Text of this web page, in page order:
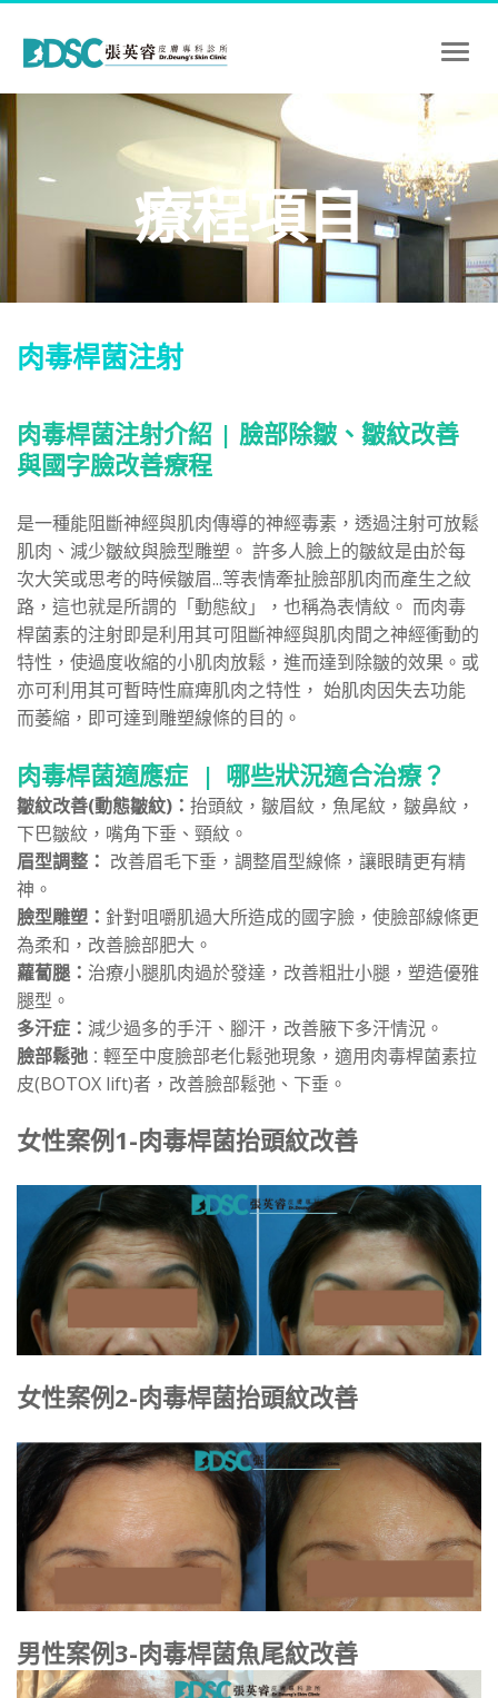
Toggle
療程項目
肉毒桿菌注射
肉毒桿菌注射介紹 | 臉部除皺、皺紋改善
與國字臉改善療程
是一種能阻斷神經與肌肉傳導的神經毒素，透過注射可放鬆
肌肉、減少皺紋與臉型雕塑。 許多人臉上的皺紋是由於每
次大笑或思考的時候皺眉...等表情牽扯臉部肌肉而產生之紋
路，這也就是所謂的「動態紋」，也稱為表情紋。 而肉毒
桿菌素的注射即是利用其可阻斷神經與肌肉間之神經衝動的
特性，使過度收縮的小肌肉放鬆，進而達到除皺的效果。或
亦可利用其可暫時性麻痺肌肉之特性， 始肌肉因失去功能
而萎縮，即可達到雕塑線條的目的。
肉毒桿菌適應症 | 哪些狀況適合治療？
皺紋改善(動態皺紋)： 抬頭紋，皺眉紋，魚尾紋，皺鼻紋，
下巴皺紋，嘴角下垂、頸紋。
眉型調整： 改善眉毛下垂，調整眉型線條，讓眼睛更有精
神。
臉型雕塑： 針對咀嚼肌過大所造成的國字臉，使臉部線條更
為柔和，改善臉部肥大。
蘿蔔腿： 治療小腿肌肉過於發達，改善粗壯小腿，塑造優雅
腿型。
多汗症： 減少過多的手汗、腳汗，改善腋下多汗情況。
臉部鬆弛 ： 輕至中度臉部老化鬆弛現象，適用肉毒桿菌素拉
皮(BOTOX lift)者，改善臉部鬆弛、下垂。
女性案例1-肉毒桿菌抬頭紋改善
女性案例2-肉毒桿菌抬頭紋改善
男性案例3-肉毒桿菌魚尾紋改善